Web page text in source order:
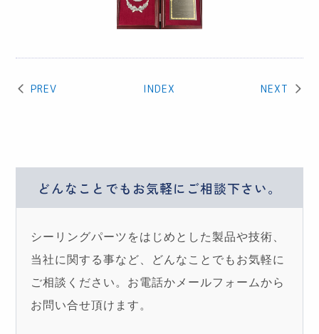
PREV INDEX NEXT
どんなことでもお気軽に ご相談下さい。
シーリングパーツをはじめとした製品や技術、
当社に関する事など、どんなことでもお気軽に
ご相談ください。お電話かメールフォームから
お問い合せ頂けます。